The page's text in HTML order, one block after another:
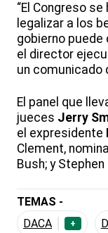
“El Congreso
legalizar a los
gobierno puede
el director
un comunicado
El panel que
jueces Jerry
el expresidente
Clement,
Bush; y
TEMAS -
DACA
+